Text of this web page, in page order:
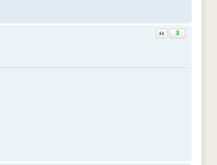
Ответить с цитатой
3